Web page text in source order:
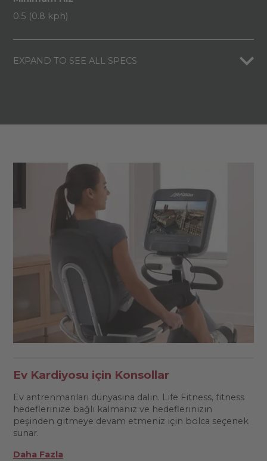
0.5 (0.8 kph)
EXPAND TO SEE ALL SPECS
Ev Kardiyosu için Konsollar
Ev antrenmanları dünyasına dalın. Life Fitness, fitness
hedeflerinize bağlı kalmanız ve hedeflerinizin
peşinden gitmeye devam etmeniz için bolca seçenek
sunar.
Daha Fazla